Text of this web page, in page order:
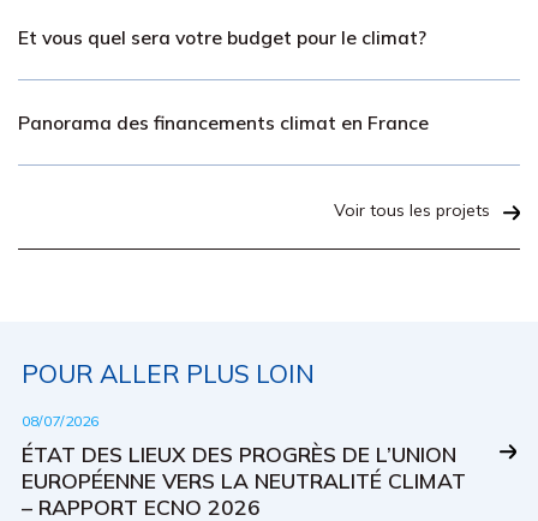
Et vous quel sera votre budget pour le climat?
Panorama des financements climat en France
Voir tous les projets
POUR ALLER PLUS LOIN
08/07/2026
ÉTAT DES LIEUX DES PROGRÈS DE L’UNION
EUROPÉENNE VERS LA NEUTRALITÉ CLIMAT
– RAPPORT ECNO 2026